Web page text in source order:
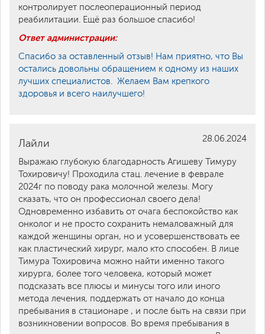
контролирует послеоперационный период
реабилитации. Ещё раз большое спасибо!
Ответ администрации:
Спасибо за оставленный отзыв! Нам приятно, что Вы
остались довольны обращением к одному из наших
лучших специалистов. Желаем Вам крепкого
здоровья и всего наилучшего!
28.06.2024
Лайли
Выражаю глубокую благодарность Агишеву Тимуру
Тохировичу! Проходила стац. лечение в феврале
2024г по поводу рака молочной железы. Могу
сказать, что он профессионал своего дела!
Одновременно избавить от очага беспокойство как
онколог и не просто сохранить немаловажный для
каждой женщины орган, но и усовершенствовать ее
как пластический хирург, мало кто способен. В лице
Тимура Тохировича можно найти именно такого
хирурга, более того человека, который может
подсказать все плюсы и минусы того или иного
метода лечения, поддержать от начало до конца
пребывания в стационаре , и после быть на связи при
возникновении вопросов. Во время пребывания в